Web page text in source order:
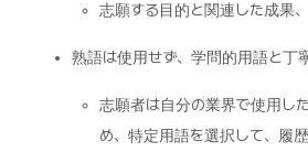
志願する目的と関連した成果
熟語は使用せず、学問的用語と丁
志願者は自分の業界で使用し
め、特定用語を選択して、履